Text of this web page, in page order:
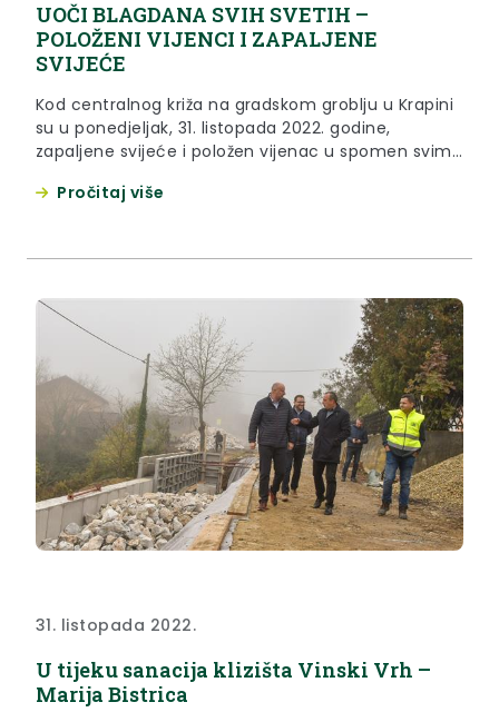
UOČI BLAGDANA SVIH SVETIH –
POLOŽENI VIJENCI I ZAPALJENE
SVIJEĆE
Kod centralnog križa na gradskom groblju u Krapini
su u ponedjeljak, 31. listopada 2022. godine,
zapaljene svijeće i položen vijenac u spomen svim
Domovinskog rata.
Pročitaj više
31. listopada 2022.
U tijeku sanacija klizišta Vinski Vrh –
Marija Bistrica